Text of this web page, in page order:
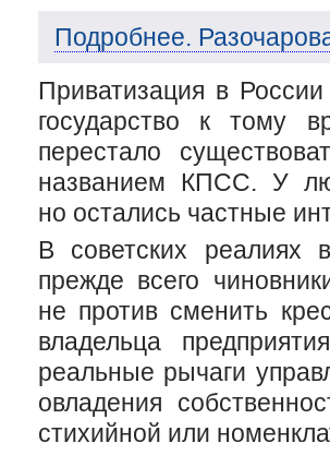
Подробнее.
Приватизация в
государство к тому
перестало
названием КПСС. У
но остались частные
В советских реалиях
прежде всего
не против сменить
владельца
реальные рычаги
овладения
стихийной или